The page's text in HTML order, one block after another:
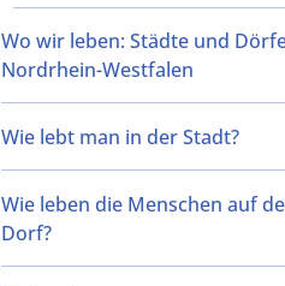
Wo wir leben: Städte und
Nordrhein-Westfalen
Wie lebt man in der Stadt?
Wie leben die Menschen auf
Dorf?